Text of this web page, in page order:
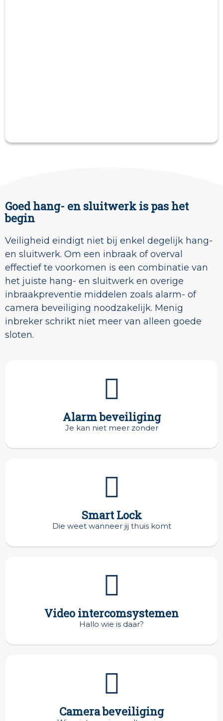
Goed hang- en sluitwerk is pas het
begin
Veiligheid eindigt niet bij enkel degelijk hang-
en sluitwerk. Om een inbraak of overval
effectief te voorkomen is een combinatie van
het juiste hang- en sluitwerk en overige
inbraakpreventie middelen zoals alarm- of
camera beveiliging noodzakelijk. Menig
inbreker schrikt niet meer van alleen goede
sloten.
Alarm beveiliging
Je kan niet meer zonder
Smart Lock
Die weet wanneer jij thuis komt
Video intercomsystemen
Hallo wie is daar?
Camera beveiliging